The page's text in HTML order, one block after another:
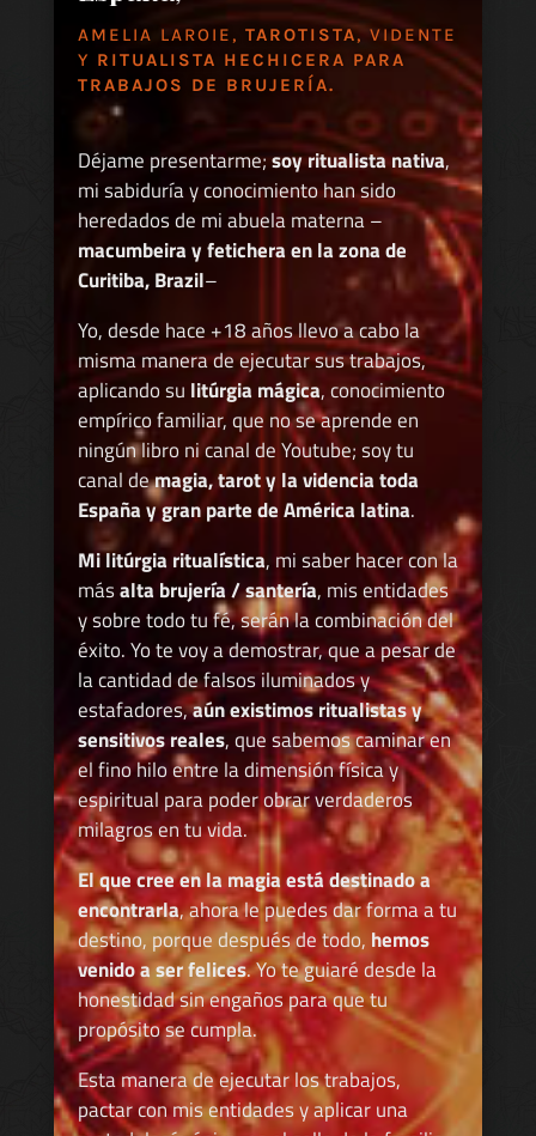
AMELIA LAROIE, TAROTISTA, VIDENTE
Y RITUALISTA HECHICERA PARA
TRABAJOS DE BRUJERÍA.
Déjame presentarme;soy ritualista nativa,
mi sabiduría y conocimiento han sido
heredados de mi abuela materna –
macumbeira y fetichera en la zona de
Curitiba, Brazil–
Yo, desde hace +18 años llevo a cabo la
misma manera de ejecutar sus trabajos,
aplicando su litúrgia mágica, conocimiento
empírico familiar, que no se aprende en
ningún libro ni canal de Youtube; soy tu
canal demagia, tarot y la videncia toda
España y gran parte de América latina.
Mi litúrgia ritualística, mi saber hacer con la
másalta brujería / santería, mis entidades
y sobre todo tu fé, serán la combinación del
éxito. Yo te voy a demostrar, que a pesar de
la cantidad de falsos iluminados y
estafadores,aún existimos ritualistas y
sensitivos reales, que sabemos caminar en
el fino hilo entre la dimensión física y
espiritual para poder obrar verdaderos
milagros en tu vida.
El que cree en la magia está destinado a
encontrarla, ahora le puedes dar forma a tu
destino, porque después de todo, hemos
venido a ser felices. Yo te guiaré desde la
honestidad sin engaños para que tu
propósito se cumpla.
Esta manera de ejecutar los trabajos,
pactar con mis entidades y aplicar una